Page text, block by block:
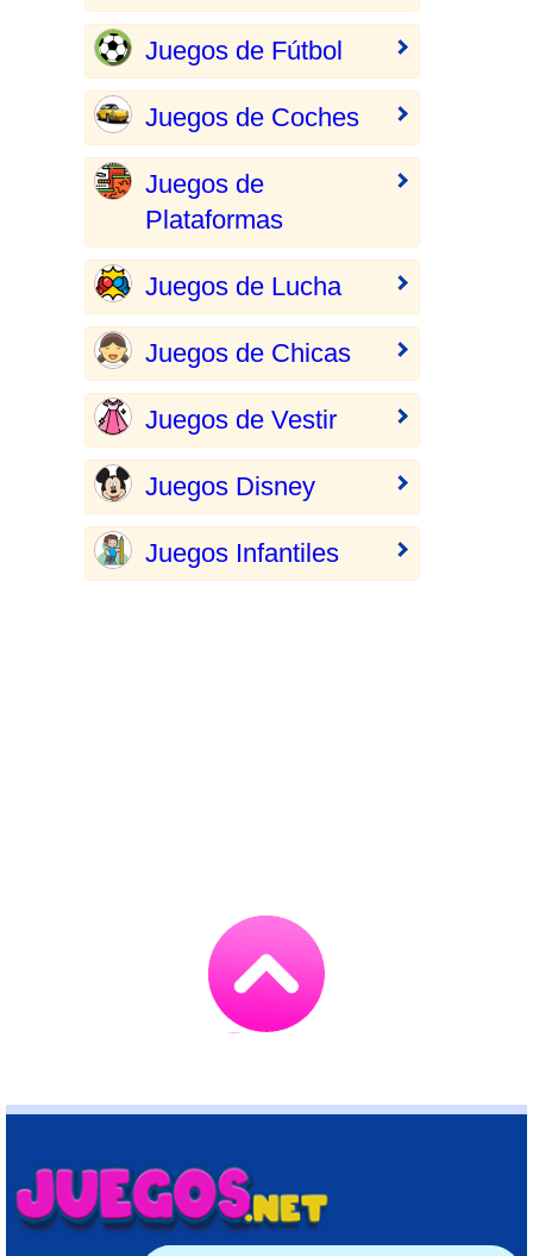
Juegos de Fútbol
Juegos de Coches
Juegos de
Plataformas
Juegos de Lucha
Juegos de Chicas
Juegos de Vestir
Juegos Disney
Juegos Infantiles